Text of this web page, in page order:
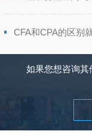
CFA和CPA的区别
如果您想咨询